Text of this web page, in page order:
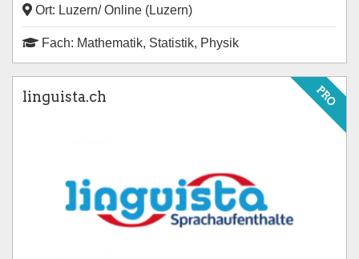
Ort: Luzern/ Online (Luzern)
Fach: Mathematik, Statistik, Physik
PRO
linguista.ch